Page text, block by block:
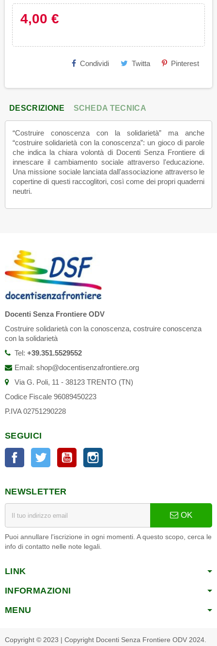
4,00 €
Condividi Twitta Pinterest
DESCRIZIONE SCHEDA TECNICA
“Costruire conoscenza con la solidarietà” ma anche
“costruire solidarietà con la conoscenza”: un gioco di parole
che indica la chiara volontà di Docenti Senza Frontiere di
innescare il cambiamento sociale attraverso l'educazione.
Una missione sociale lanciata dall'associazione attraverso le
copertine di questi raccoglitori, così come dei propri quaderni
neutri.
Docenti Senza Frontiere ODV
Costruire solidarietà con la conoscenza, costruire conoscenza
con la solidarietà
Tel: +39.351.5529552
Email: shop@docentisenzafrontiere.org
Via G. Poli, 11 - 38123 TRENTO (TN)
Codice Fiscale 96089450223
P.IVA 02751290228
SEGUICI
Facebook Twitter YouTube
NEWSLETTER
OK
Puoi annullare l'iscrizione in ogni momenti. A questo scopo, cerca le
info di contatto nelle note legali.
LINK
INFORMAZIONI
MENU
Copyright © 2023 | Copyright Docenti Senza Frontiere ODV 2024.